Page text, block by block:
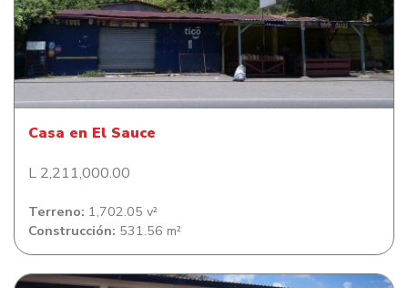
Casa en El Sauce
Casa en El Sauce
L 2,211,000.00
Terreno: 1,702.05 v²
Construcción: 531.56 m²